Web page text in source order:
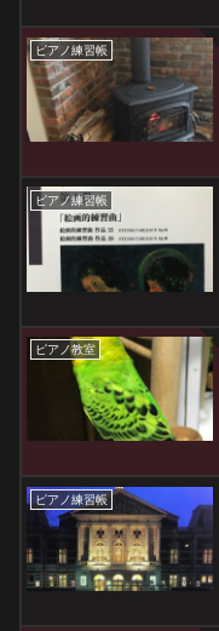
ピアノ練習帳
ピアノ練習帳
ピアノ教室
ピアノ練習帳